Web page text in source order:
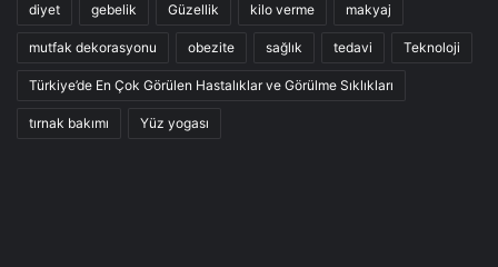
diyet gebelik Güzellik kilo verme makyaj
mutfak dekorasyonu obezite sağlık tedavi Teknoloji
Türkiye’de En Çok Görülen Hastalıklar ve Görülme Sıklıkları
tırnak bakımı Yüz yogası